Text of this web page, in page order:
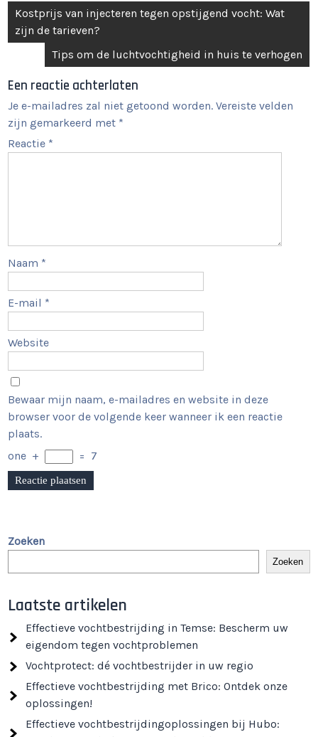
Berichtnavigatie
Kostprijs van injecteren tegen opstijgend vocht: Wat
zijn de tarieven?
Tips om de luchtvochtigheid in huis te verhogen
Een reactie achterlaten
Je e-mailadres zal niet getoond worden. Vereiste velden
zijn gemarkeerd met *
Reactie *
Naam *
E-mail *
Website
Bewaar mijn naam, e-mailadres en website in deze
browser voor de volgende keer wanneer ik een reactie
plaats.
one + = 7
Zoeken
Zoeken
Laatste artikelen
Effectieve vochtbestrijding in Temse: Bescherm uw
eigendom tegen vochtproblemen
Vochtprotect: dé vochtbestrijder in uw regio
Effectieve vochtbestrijding met Brico: Ontdek onze
oplossingen!
Effectieve vochtbestrijdingoplossingen bij Hubo: